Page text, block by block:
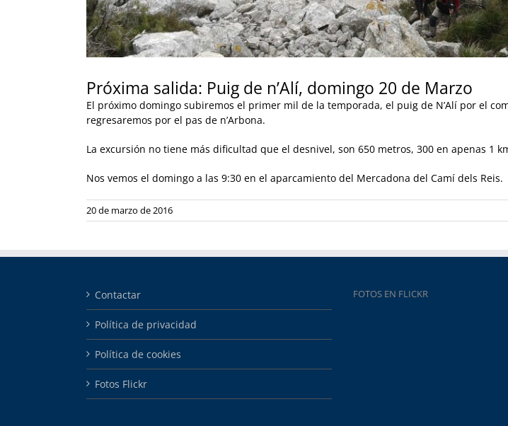
Próxima salida: Puig de n’Alí, domingo 20 de Marzo
El próximo domingo subiremos el primer mil de la temporada, el puig de N’Alí por el
regresaremos por el pas de n’Arbona.
La excursión no tiene más dificultad que el desnivel, son 650 metros, 300 en apenas 1
Nos vemos el domingo a las 9:30 en el aparcamiento del Mercadona del Camí dels Reis.
20 de marzo de 2016
Contactar
Política de privacidad
Política de cookies
Fotos Flickr
FOTOS EN FLICKR